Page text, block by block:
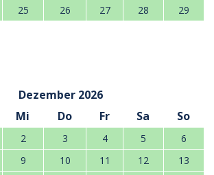
25 26 27 28
29
Dezember 2026
Mi Do Fr Sa So
2 3 4 5
6
9 10 11 12
13